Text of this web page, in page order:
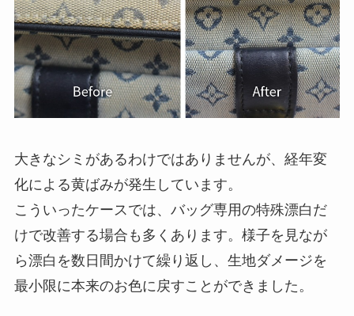
大きなシミがあるわけではありませんが、経年変
化による黄ばみが発生しています。
こういったケースでは、バッグ専用の特殊漂白だ
けで改善する場合も多くあります。様子を見なが
ら漂白を数日間かけて繰り返し、生地ダメージを
最小限に本来のお色に戻すことができました。